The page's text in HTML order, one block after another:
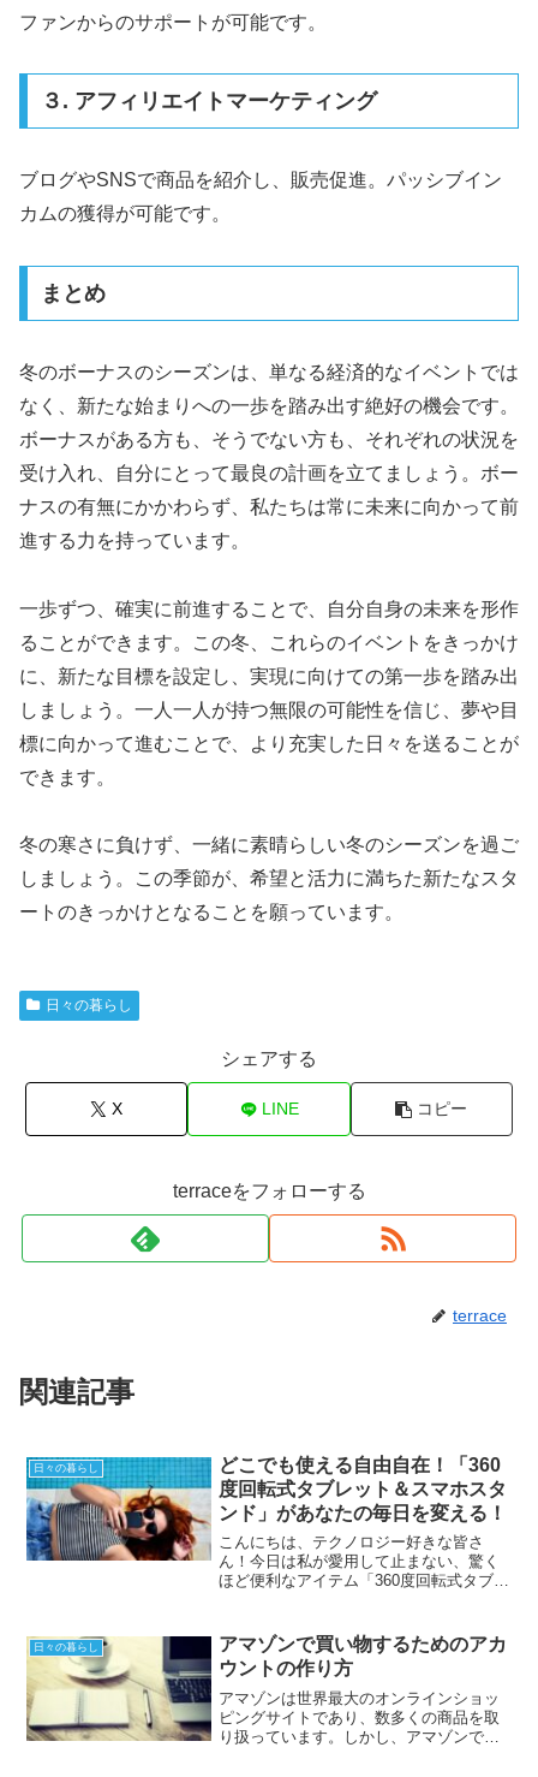
ファンからのサポートが可能です。
３. アフィリエイトマーケティング
ブログやSNSで商品を紹介し、販売促進。パッシブイン
カムの獲得が可能です。
まとめ
冬のボーナスのシーズンは、単なる経済的なイベントでは
なく、新たな始まりへの一歩を踏み出す絶好の機会です。
ボーナスがある方も、そうでない方も、それぞれの状況を
受け入れ、自分にとって最良の計画を立てましょう。ボー
ナスの有無にかかわらず、私たちは常に未来に向かって前
進する力を持っています。
一歩ずつ、確実に前進することで、自分自身の未来を形作
ることができます。この冬、これらのイベントをきっかけ
に、新たな目標を設定し、実現に向けての第一歩を踏み出
しましょう。一人一人が持つ無限の可能性を信じ、夢や目
標に向かって進むことで、より充実した日々を送ることが
できます。
冬の寒さに負けず、一緒に素晴らしい冬のシーズンを過ご
しましょう。この季節が、希望と活力に満ちた新たなスタ
ートのきっかけとなることを願っています。
日々の暮らし
シェアする
X LINE コピー
terraceをフォローする
terrace
関連記事
日々の暮らし
どこでも使える自由自在！「360
度回転式タブレット＆スマホスタ
ンド」があなたの毎日を変える！
こんにちは、テクノロジー好きな皆さ
ん！今日は私が愛用して止まない、驚く
ほど便利なアイテム「360度回転式タブレ
ん。なんと言っても、その多機能性と使
い勝手の良さが特徴です。...
日々の暮らし
アマゾンで買い物するためのアカ
ウントの作り方
アマゾンは世界最大のオンラインショッ
ピングサイトであり、数多くの商品を取
り扱っています。しかし、アマゾンで買